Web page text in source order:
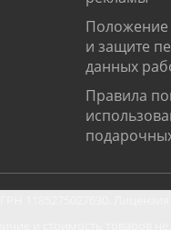
Положение
и защите
данных
Правила
и стоимость товаров